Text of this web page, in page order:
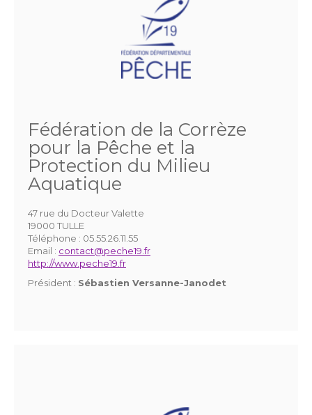
Fédération de la Corrèze
pour la Pêche et la
Protection du Milieu
Aquatique
47 rue du Docteur Valette
19000 TULLE
Téléphone : 05.55.26.11.55
Email : contact@peche19.fr
http://www.peche19.fr
Président : Sébastien Versanne-Janodet